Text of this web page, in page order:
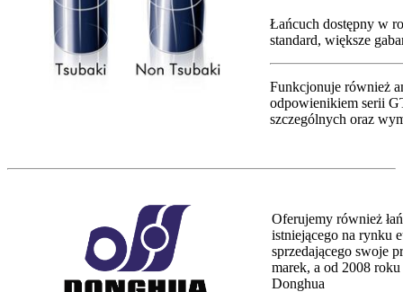
Łańcuch dostępny w
standard, większe
Funkcjonuje również
odpowienikiem serii
szczególnych oraz
Oferujemy również
istniejącego na rynku
sprzedającego swoje
marek, a od 2008
Donghua